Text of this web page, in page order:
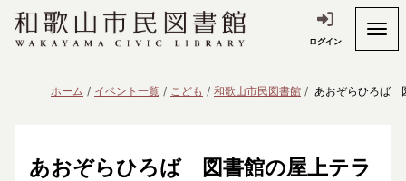
ログイン
ホーム イベント一覧 こども 和歌山市民図書館 あおぞらひろば
あおぞらひろば 図書館の屋上テラ